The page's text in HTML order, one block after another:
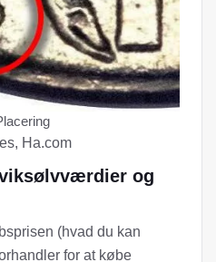
Ha.com
og
(hvad du kan
for at købe